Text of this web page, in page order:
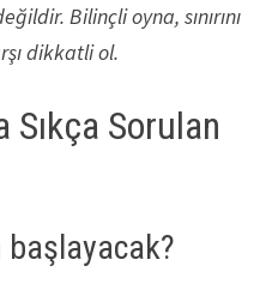
Bilinçli oyna, sınırını
dikkatli ol.
Sıkça Sorulan
başlayacak?